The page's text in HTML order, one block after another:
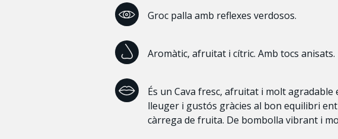
Groc palla amb reflexes verdosos.
Aromàtic, afruitat i cítric. Amb tocs anisats.
És un Cava fresc, afruitat i molt agradable
lleuger i gustós gràcies al bon equilibri
càrrega de fruita. De bombolla vibrant i